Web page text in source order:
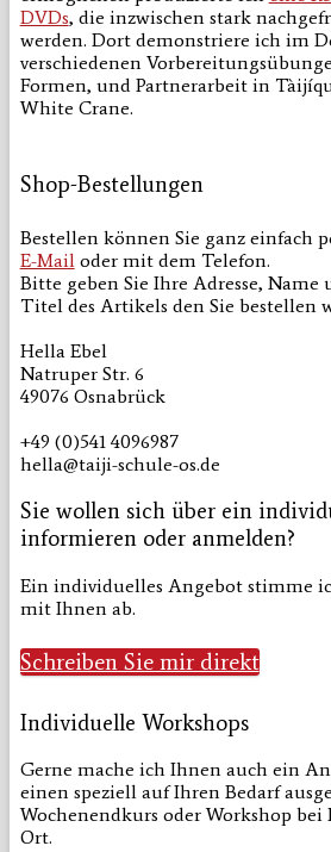
DVDs, die inzwischen stark
werden. Dort demonstriere ich im
verschiedenen
Formen, und Partnerarbeit in
White Crane.
Shop-Bestellungen
Bestellen können Sie ganz einfach
E-Mail oder mit dem Telefon.
Bitte geben Sie Ihre Adresse, Name
Titel des Artikels den Sie bestellen
Hella Ebel
Natruper Str. 6
49076 Osnabrück
+49 (0)541 4096987
hella@taiji-schule-os.de
Sie wollen sich über ein
informieren oder anmelden?
Ein individuelles Angebot stimme
mit Ihnen ab.
Schreiben Sie mir direkt
Individuelle Workshops
Gerne mache ich Ihnen auch ein
einen speziell auf Ihren Bedarf
Wochenendkurs oder Workshop bei
Ort.